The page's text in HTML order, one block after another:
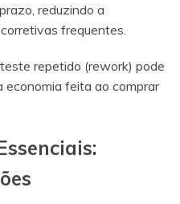
reduzindo a
frequentes.
repetido (rework) pode
economia feita ao comprar